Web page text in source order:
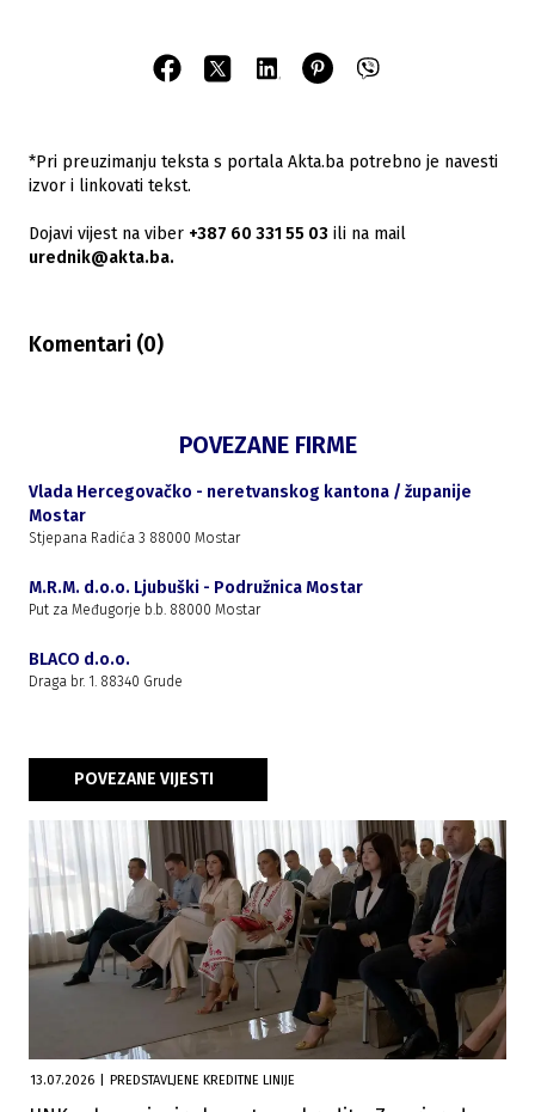
*Pri preuzimanju teksta s portala Akta.ba potrebno je navesti
izvor i linkovati tekst.
Dojavi vijest na viber +387 60 331 55 03 ili na mail
urednik@akta.ba.
Komentari (0)
POVEZANE FIRME
Vlada Hercegovačko - neretvanskog kantona / županije
Mostar
Stjepana Radića 3 88000 Mostar
M.R.M. d.o.o. Ljubuški - Podružnica Mostar
Put za Međugorje b.b. 88000 Mostar
BLACO d.o.o.
Draga br. 1. 88340 Grude
POVEZANE VIJESTI
13.07.2026 PREDSTAVLJENE KREDITNE LINIJE